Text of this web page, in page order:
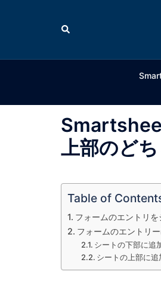
検
索
上部のど
Table of
フォームのエントリ
フォームのエントリ
シートの下部に追
シートの上部に追